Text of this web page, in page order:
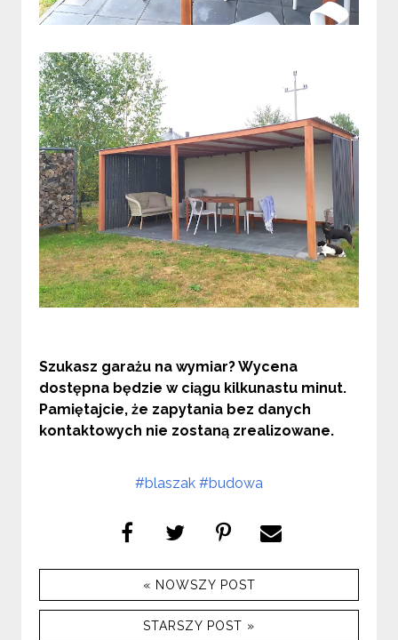
Szukasz garażu na wymiar? Wycena
dostępna będzie w ciągu kilkunastu minut.
Pamiętajcie, że zapytania bez danych
kontaktowych nie zostaną zrealizowane.
#blaszak #budowa
« NOWSZY POST
STARSZY POST »